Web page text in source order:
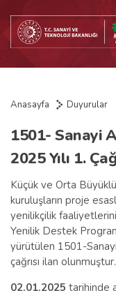
Anasayfa Duyurular
1501- Sanayi
2025 Yılı 1.
Küçük ve Orta
kuruluşların proje
yenilikçilik
Yenilik Destek
yürütülen 1501-
çağrısı ilan olunmuştur.
02.01.2025 tarihinde